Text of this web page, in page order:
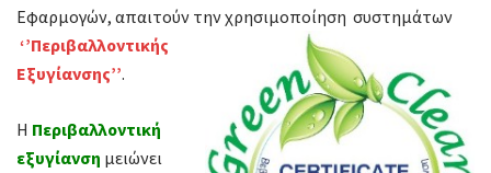
Εφαρμογών, απαιτούν την χρησιμοποίηση συστημάτων
‘’Περιβαλλοντικής
Εξυγίανσης’’.
Η Περιβαλλοντική
εξυγίανση μειώνει